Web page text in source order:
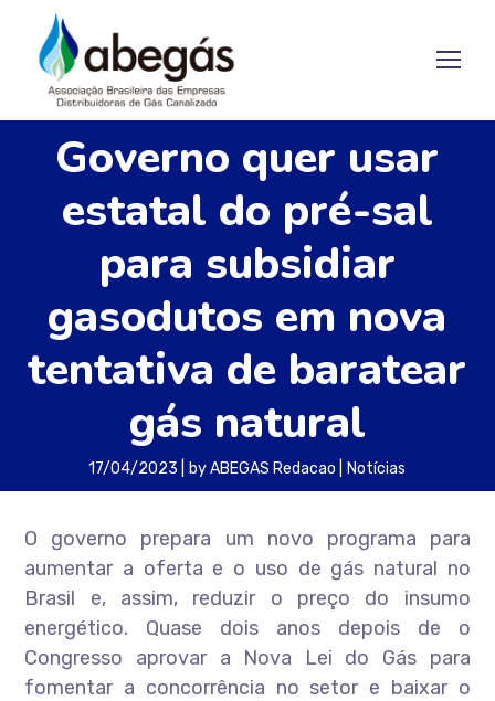
Governo quer usar
estatal do pré-sal
para subsidiar
gasodutos em nova
tentativa de baratear
gás natural
17/04/2023 byABEGAS Redacao Notícias
O governo prepara um novo programa para
aumentar a oferta e o uso de gás natural no
Brasil e, assim, reduzir o preço do insumo
energético. Quase dois anos depois de o
Congresso aprovar a Nova Lei do Gás para
fomentar a concorrência no setor e baixar o